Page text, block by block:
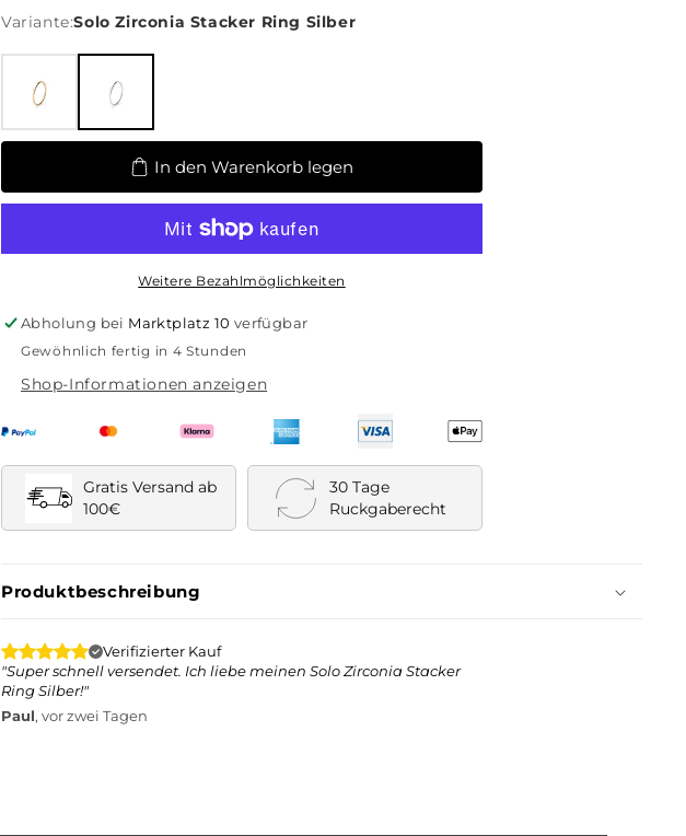
Variante:Solo Zirconia Stacker Ring Silber
In den Warenkorb legen
Weitere Bezahlmöglichkeiten
Abholung bei Marktplatz 10 verfügbar
Gewöhnlich fertig in 4 Stunden
Shop-Informationen anzeigen
Gratis Versand ab
100€
30 Tage
Ruckgaberecht
Produktbeschreibung
Verifizierter Kauf
"Super schnell versendet. Ich liebe meinen Solo Zirconia Stacker
Ring Silber!"
Paul, vor zwei Tagen